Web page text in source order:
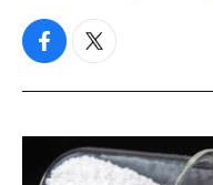
f
c
b
o
t
i
t
e